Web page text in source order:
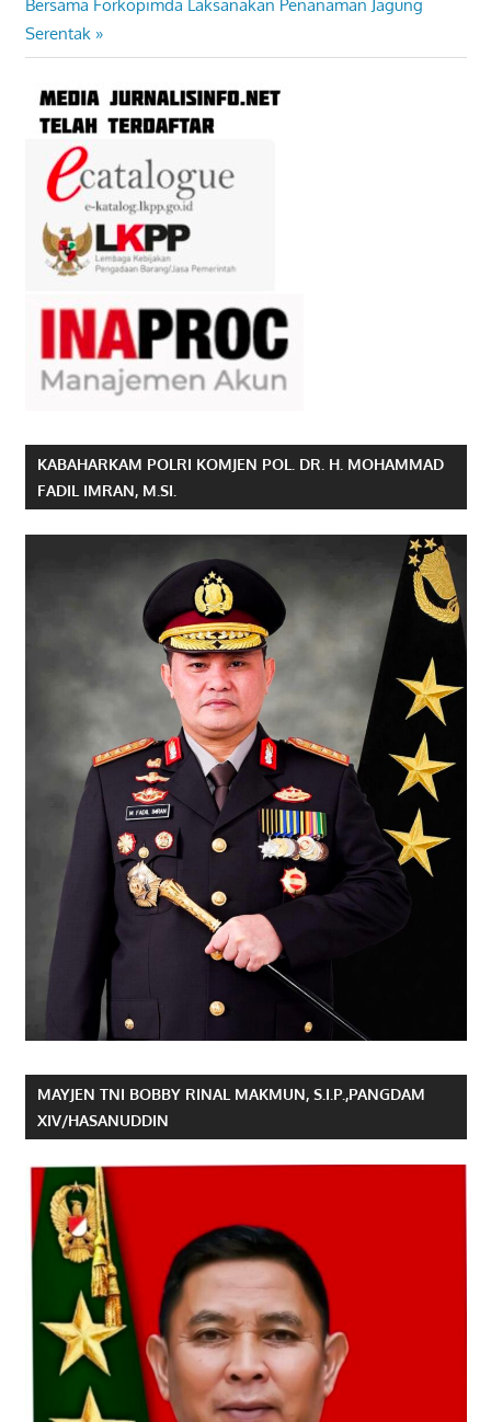
Post:
Bersama Forkopimda Laksanakan Penanaman Jagung
Serentak
KABAHARKAM POLRI KOMJEN POL. DR. H. MOHAMMAD
FADIL IMRAN, M.SI.
MAYJEN TNI BOBBY RINAL MAKMUN, S.I.P.,PANGDAM
XIV/HASANUDDIN